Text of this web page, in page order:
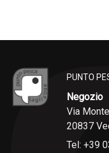
PUNTO
Negozio
Via
20837
Tel: +39